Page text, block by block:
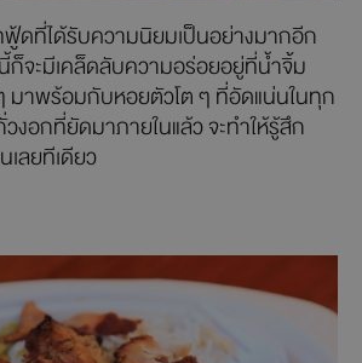
ดที่ได้รับความนิยมเป็นอย่างมากอีก
ก็จะมีเคล็ดลับความอร่อยอยู่ที่น้ำจิ้ม
มาพร้อมกับหอยตัวโต ๆ ที่อัดแน่นในทุก
งอกที่ยัดมาภายในแล้ว จะทำให้รู้สึก
ลยทีเดียว